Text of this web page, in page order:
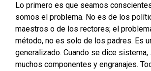
Lo primero es que seamos
somos el problema. No es de los
maestros o de los rectores; el
método, no es solo de los padres. Es
generalizado. Cuando se dice sistema,
muchos componentes y engranajes.